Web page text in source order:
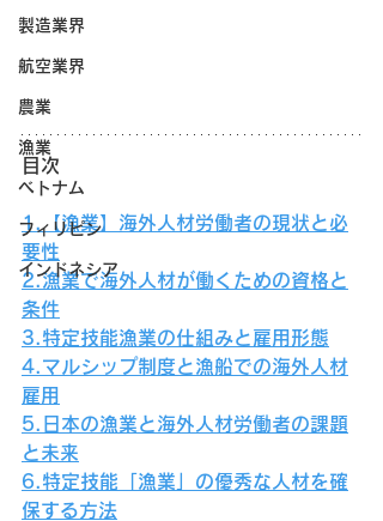
製造業界
航空業界
農業
漁業
ベトナム
フィリピン
インドネシア
目次
1.【漁業】海外人材労働者の現状と必
要性
2.漁業で海外人材が働くための資格と
条件
3.特定技能漁業の仕組みと雇用形態
4.マルシップ制度と漁船での海外人材
雇用
5.日本の漁業と海外人材労働者の課題
と未来
6.特定技能「漁業」の優秀な人材を確
保する方法